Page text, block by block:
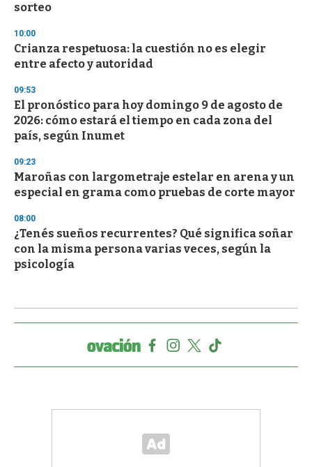
sorteo
10:00
Crianza respetuosa: la cuestión no es elegir
entre afecto y autoridad
09:53
El pronóstico para hoy domingo 9 de agosto de
2026: cómo estará el tiempo en cada zona del
país, según Inumet
09:23
Maroñas con largometraje estelar en arena y un
especial en grama como pruebas de corte mayor
08:00
¿Tenés sueños recurrentes? Qué significa soñar
con la misma persona varias veces, según la
psicología